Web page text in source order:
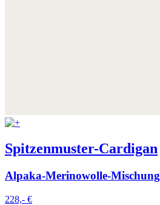
Spitzenmuster-Cardigan
Alpaka-Merinowolle-Mischung
228,- €